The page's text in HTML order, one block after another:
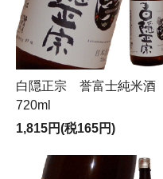
白隠正宗 誉富士純米酒
720ml
1,815円(税165円)